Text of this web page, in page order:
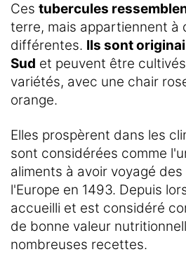
Ces tubercules
terre, mais appartiennent à
différentes. Ils sont
Sud et peuvent être
variétés, avec une chair
orange.
Elles prospèrent dans les
sont considérées comme
aliments à avoir voyagé
l'Europe en 1493. Depuis
accueilli et est considéré
de bonne valeur
nombreuses recettes.